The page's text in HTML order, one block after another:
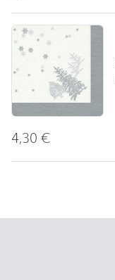
4,30€